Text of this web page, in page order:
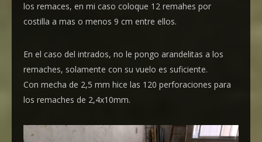
los remaces, en mi caso coloque 12 remahes por
costilla a mas o menos 9 cm entre ellos.
En el caso del intrados, no le pongo arandelitas a los
remaches, solamente con su vuelo es suficiente.
Con mecha de 2,5 mm hice las 120 perforaciones para
los remaches de 2,4x10mm.